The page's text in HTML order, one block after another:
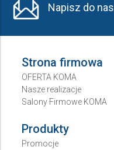
Napisz do nas
Strona firmowa
OFERTA KOMA
Nasze realizacje
Salony Firmowe KOMA
Produkty
Promocje